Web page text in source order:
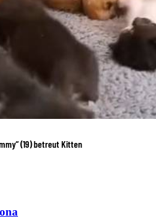
(19) betreut Kitten